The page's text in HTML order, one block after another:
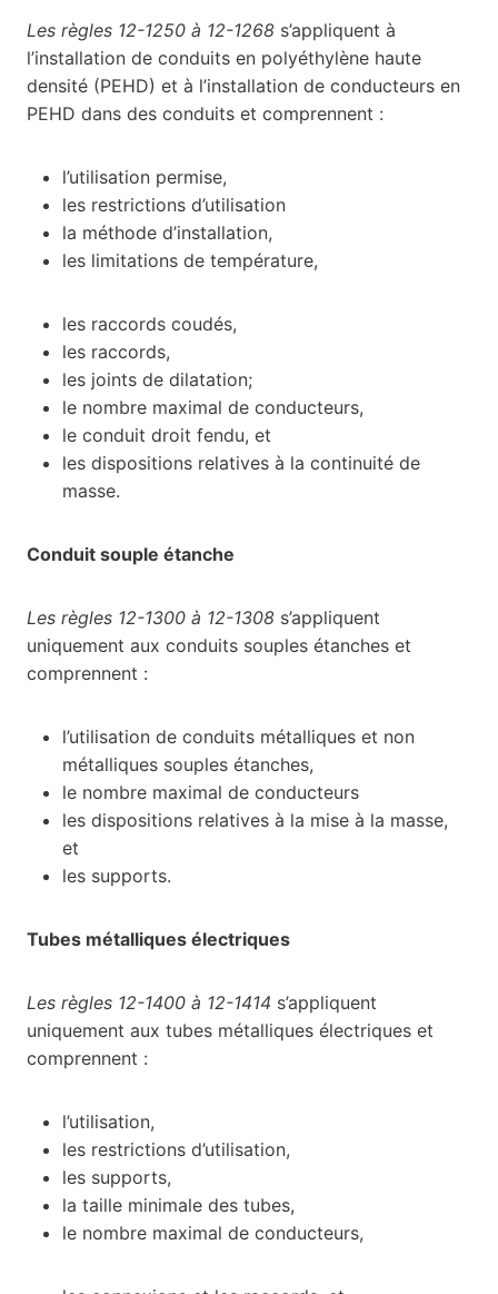
Les règles 12-1250 à 12-1268 s’appliquent à
l’installation de conduits en polyéthylène haute
densité (PEHD) et à l’installation de conducteurs en
PEHD dans des conduits et comprennent :
l’utilisation permise,
les restrictions d’utilisation
la méthode d’installation,
les limitations de température,
les raccords coudés,
les raccords,
les joints de dilatation;
le nombre maximal de conducteurs,
le conduit droit fendu, et
les dispositions relatives à la continuité de
masse.
Conduit souple étanche
Les règles 12-1300 à 12-1308 s’appliquent
uniquement aux conduits souples étanches et
comprennent :
l’utilisation de conduits métalliques et non
métalliques souples étanches,
le nombre maximal de conducteurs
les dispositions relatives à la mise à la masse,
et
les supports.
Tubes métalliques électriques
Les règles 12-1400 à 12-1414 s’appliquent
uniquement aux tubes métalliques électriques et
comprennent :
l’utilisation,
les restrictions d’utilisation,
les supports,
la taille minimale des tubes,
le nombre maximal de conducteurs,